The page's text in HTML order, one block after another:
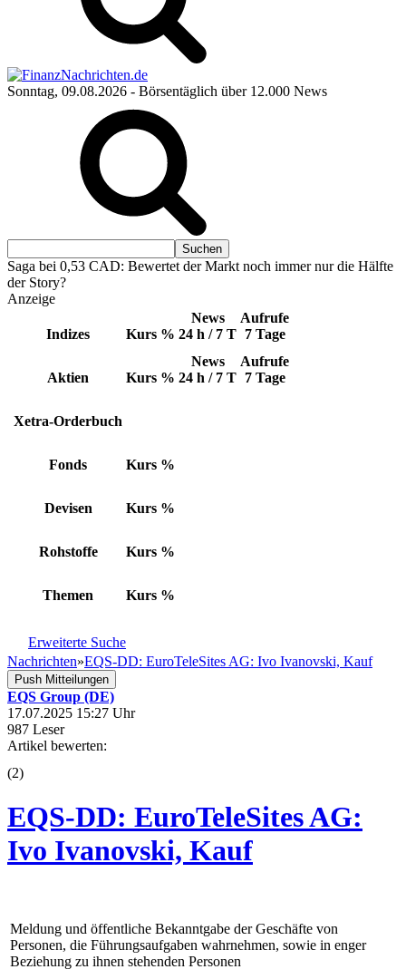
Sonntag, 09.08.2026 - Börsentäglich über 12.000 News
Saga bei 0,53 CAD: Bewertet der Markt noch immer nur die Hälfte
der Story?
Anzeige
Indizes Kurs %
News
24 h / 7 T
Aufrufe
7 Tage
Aktien Kurs %
News
24 h / 7 T
Aufrufe
7 Tage
Xetra-Orderbuch
Fonds Kurs %
Devisen Kurs %
Rohstoffe Kurs %
Themen Kurs %
Erweiterte Suche
Nachrichten»EQS-DD: EuroTeleSites AG: Ivo Ivanovski, Kauf
Push Mitteilungen
EQS Group (DE)
17.07.2025 15:27 Uhr
987 Leser
Artikel bewerten:
(2)
EQS-DD: EuroTeleSites AG:
Ivo Ivanovski, Kauf
Meldung und öffentliche Bekanntgabe der Geschäfte von
Personen, die Führungsaufgaben wahrnehmen, sowie in enger
Beziehung zu ihnen stehenden Personen